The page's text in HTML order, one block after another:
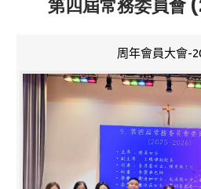
第四屆常務委員
周年會員大會-